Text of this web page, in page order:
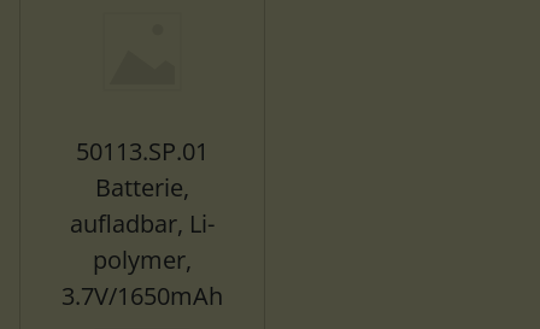
50113.SP.01
Batterie,
aufladbar, Li-
polymer,
3.7V/1650mAh